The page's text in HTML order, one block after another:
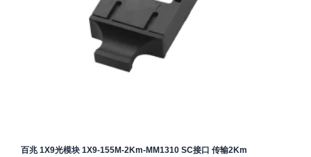
百兆 1X9光模块 1X9-155M-2Km-MM1310 SC接口 传输2Km